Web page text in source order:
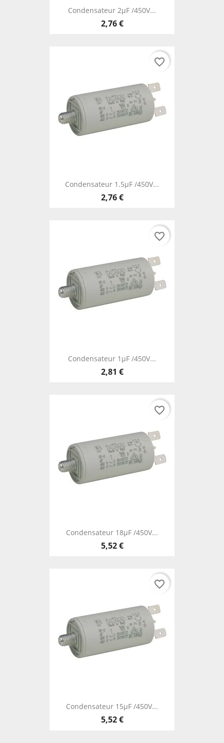
Condensateur 2µF /450V...
2,76 €
Condensateur 1.5µF /450V...
2,76 €
favorite_border
Condensateur 1µF /450V...
2,81 €
favorite_border
Condensateur 18µF /450V...
5,52 €
favorite_border
Condensateur 15µF /450V...
5,52 €
favorite_border